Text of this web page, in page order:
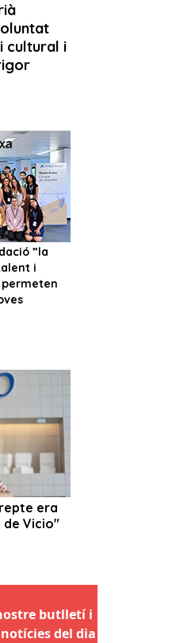
butlletí i
del dia